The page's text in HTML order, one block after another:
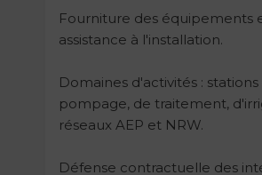
Fourniture des équipements
assistance à l'installation.
Domaines d'activités : stations
pompage, de traitement,
réseaux AEP et NRW.
Défense contractuelle des